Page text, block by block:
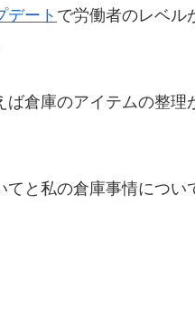
デートで労働者のレベル
ば倉庫のアイテムの整
と私の倉庫事情につい